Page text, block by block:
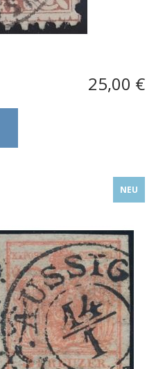
25,00 €
NEU